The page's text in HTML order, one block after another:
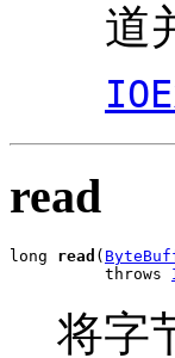
道
read
long read (
          throws
将字